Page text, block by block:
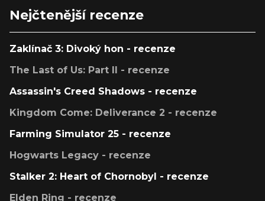
Nejčtenější recenze
Zaklínač 3: Divoký hon - recenze
The Last of Us: Part II - recenze
Assassin's Creed Shadows - recenze
Kingdom Come: Deliverance 2 - recenze
Farming Simulator 25 - recenze
Hogwarts Legacy - recenze
Stalker 2: Heart of Chornobyl - recenze
Elden Ring - recenze